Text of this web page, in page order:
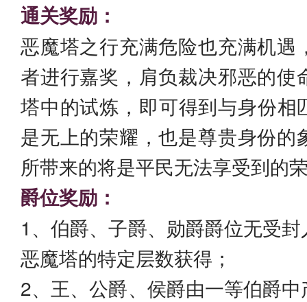
通关奖励：
恶魔塔之行充满危险也充满机遇
者进行嘉奖，肩负裁决邪恶的使
塔中的试炼，即可得到与身份
是无上的荣耀，也是尊贵身份的
所带来的将是平民无法享受到的
爵位奖励：
1、伯爵、子爵、勋爵爵位无受
恶魔塔的特定层数获得；
2、王、公爵、侯爵由一等伯爵